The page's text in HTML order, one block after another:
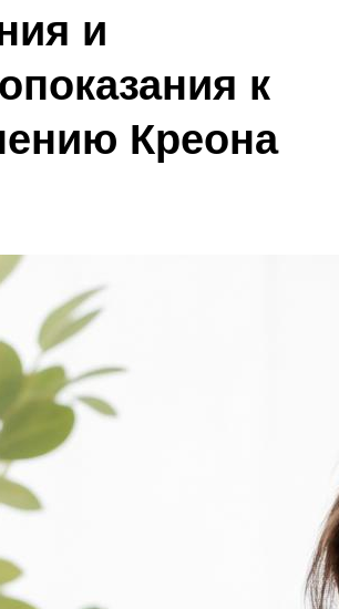
и
к
Креона